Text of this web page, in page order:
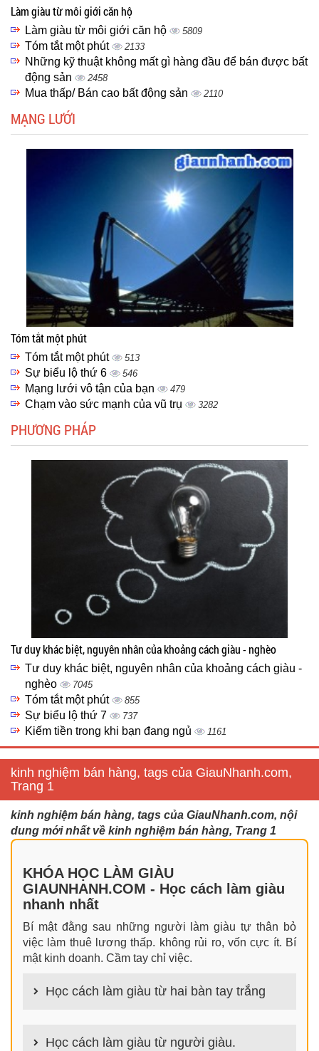
Làm giàu từ môi giới căn hộ
Làm giàu từ môi giới căn hộ 5809
Tóm tắt một phút 2133
Những kỹ thuật không mất gì hàng đầu để bán được bất
động sản
2458
Mua thấp/ Bán cao bất động sản 2110
MẠNG LƯỚI
Tóm tắt một phút
Tóm tắt một phút 513
Sự biểu lộ thứ 6 546
Mạng lưới vô tận của bạn 479
Chạm vào sức mạnh của vũ trụ 3282
PHƯƠNG PHÁP
Tư duy khác biệt, nguyên nhân của khoảng cách giàu - nghèo
Tư duy khác biệt, nguyên nhân của khoảng cách giàu -
nghèo
7045
Tóm tắt một phút 855
Sự biểu lộ thứ 7 737
Kiếm tiền trong khi bạn đang ngủ 1161
kinh nghiệm bán hàng, tags của GiauNhanh.com,
Trang 1
kinh nghiệm bán hàng, tags của GiauNhanh.com, nội
dung mới nhất về kinh nghiệm bán hàng, Trang 1
KHÓA HỌC LÀM GIÀU
GIAUNHANH.COM - Học cách làm giàu
nhanh nhất
Bí mật đằng sau những người làm giàu tự thân bỏ
việc làm thuê lương thấp. không rủi ro, vốn cực ít. Bí
mật kinh doanh. Cầm tay chỉ việc.
Học cách làm giàu từ hai bàn tay trắng
nhưng hiệu quả bất ngờ. Bạn có thể thành công ngay
Học cách làm giàu từ người giàu.